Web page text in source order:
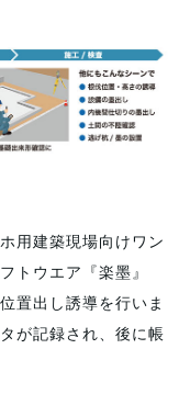
用建築現場向けワン
トウエア『楽墨』
置出し誘導を行いま
が記録され、後に帳